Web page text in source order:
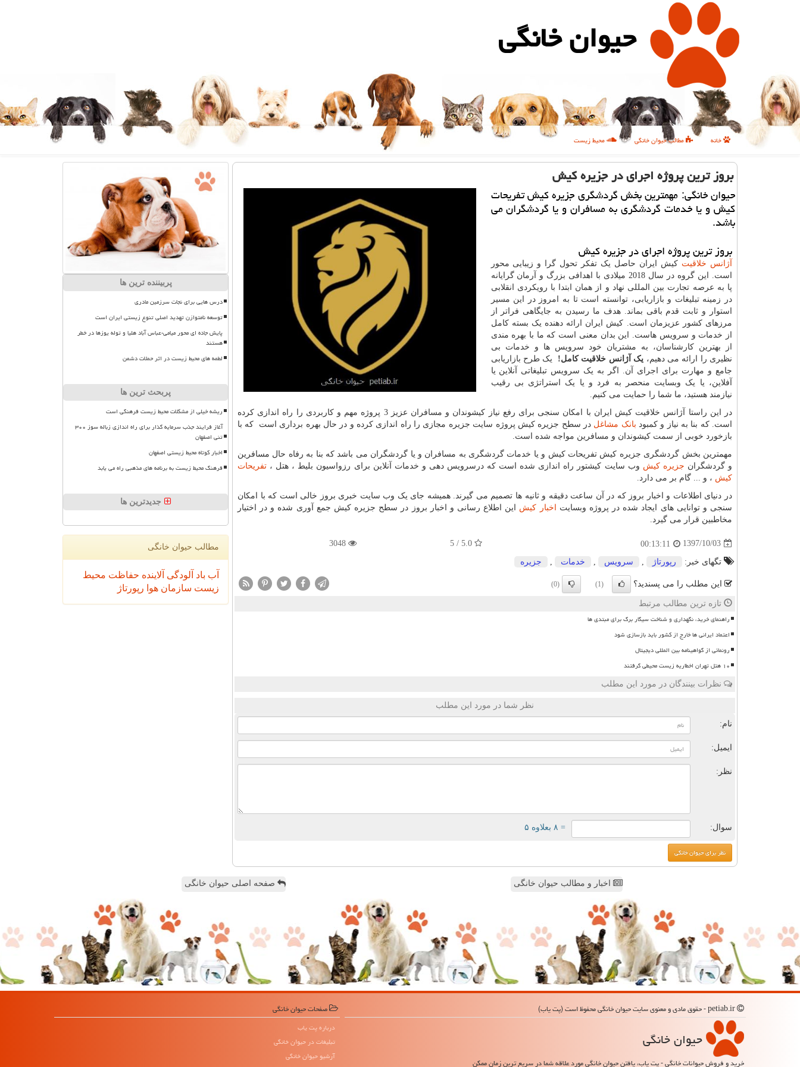
حیوان خانگی
خانه مطالب حیوان خانگی محیط زیست
بروز ترین پروژه اجرای در جزیره كیش
حیوان خانگی: مهمترین بخش گردشگری جزیره كیش تفریحات
كیش و یا خدمات گردشگری به مسافران و یا گردشگران می
باشد.
بروز ترین پروژه اجرای در جزیره کیش
آژانس خلاقیت کیش ایران حاصل یک تفکر تحول گرا و زیبایی محور
است. این گروه در سال 2018 میلادی با اهدافی بزرگ و آرمان گرایانه
پا به عرصه تجارت بین المللی نهاد و از همان ابتدا با رویکردی انقلابی
در زمینه تبلیغات و بازاریابی، توانسته است تا به امروز در این مسیر
استوار و ثابت قدم باقی بماند. هدف ما رسیدن به جایگاهی فراتر از
مرزهای کشور عزیزمان است. کیش ایران ارائه دهنده یک بسته کامل
از خدمات و سرویس هاست. این بدان معنی است که ما با بهره مندی
از بهترین کارشناسان، به مشتریان خود سرویس ها و خدمات بی
نظیری را ارائه می دهیم، یک آژانس خلاقیت کامل! یک طرح بازاریابی
جامع و مهارت برای اجرای آن. اگر به یک سرویس تبلیغاتی آنلاین یا
آفلاین، یا یک وبسایت منحصر به فرد و یا یک استراتژی بی رقیب
نیازمند هستید، ما شما را حمایت می کنیم.
در این راستا آژانس خلاقیت کیش ایران با امکان سنجی برای رفع نیاز کیشوندان و مسافران عزیز 3 پروژه مهم و کاربردی را راه اندازی کرده
است. که بنا به نیاز و کمبود بانک مشاغل در سطح جزیره کیش پروژه سایت جزیره مجازی را راه اندازی کرده و در حال بهره برداری است که با
بازخورد خوبی از سمت کیشوندان و مسافرین مواجه شده است.
مهمترین بخش گردشگری جزیره کیش تفریحات کیش و یا خدمات گردشگری به مسافران و یا گردشگران می باشد که بنا به رفاه حال مسافرین
و گردشگران جزیره کیش وب سایت کیشتور راه اندازی شده است که درسرویس دهی و خدمات آنلاین برای رزواسیون بلیط ، هتل ، تفریحات
کیش ، و ... گام بر می دارد.
در دنیای اطلاعات و اخبار بروز که در آن ساعت دقیقه و ثانیه ها تصمیم می گیرند. همیشه جای یک وب سایت خبری بروز خالی است که با امکان
سنجی و توانایی های ایجاد شده در پروژه وبسایت
اخبار کیش این اطلاع رسانی و اخبار بروز در سطح جزیره کیش جمع آوری شده و در اختیار
مخاطبین قرار می گیرد.
1397/10/03
00:13:11
5.0 / 5
3048
تگهای خبر: رپورتاژ سرویس خدمات جزیره
این مطلب را می پسندید؟ (1)
(0)
تازه ترین مطالب مرتبط
راهنمای خرید، نگهداری و شناخت سیگار برگ برای مبتدی ها
اعتماد ایرانی ها خارج از کشور باید بازسازی شود
رونمائی از گواهینامه بین المللی دیجیتال
۱۰ هتل تهران اخطاریه زیست محیطی گرفتند
نظرات بینندگان در مورد این مطلب
نظر شما در مورد این مطلب
نام:
ایمیل:
نظر:
سوال: = ۸ بعلاوه ۵
پربیننده ترین ها
درس هایی برای نجات سرزمین مادری
توسعه نامتوازن تهدید اصلی تنوع زیستی ایران است
پایش جاده ای محور میامی-عباس آباد هلیا و توله یوزها در خطر
هستند
لطمه های محیط زیست در اثر حملات دشمن
پربحث ترین ها
ریشه خیلی از مشکلات محیط زیست فرهنگی است
آغاز فرایند جذب سرمایه گذار برای راه اندازی زباله سوز ۳۰۰
تنی اصفهان
اخبار کوتاه محیط زیستی اصفهان
فرهنگ محیط زیست به برنامه های مذهبی راه می یابد
جدیدترین ها
مطالب حیوان خانگی
آب باد آلودگی آلاینده حفاظت محیط
زیست سازمان هوا رپورتاژ
اخبار و مطالب حیوان خانگی صفحه اصلی حیوان خانگی
حیوان خانگی
خرید و فروش حیوانات خانگی - پت یاب، یافتن حیوان خانگی مورد علاقه شما در سریع ترین زمان ممکن
صفحات حیوان خانگی
درباره پت یاب
تبلیغات در حیوان خانگی
آرشیو حیوان خانگی